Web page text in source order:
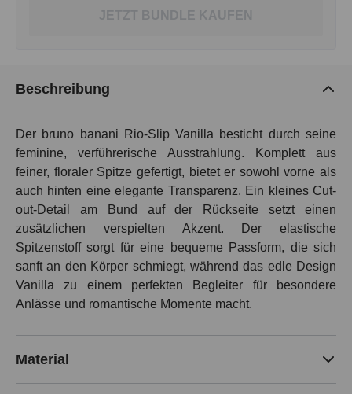
JETZT BUNDLE KAUFEN
Beschreibung
Der bruno banani Rio-Slip Vanilla besticht durch seine
feminine, verführerische Ausstrahlung. Komplett aus
feiner, floraler Spitze gefertigt, bietet er sowohl vorne als
auch hinten eine elegante Transparenz. Ein kleines Cut-
out-Detail am Bund auf der Rückseite setzt einen
zusätzlichen verspielten Akzent. Der elastische
Spitzenstoff sorgt für eine bequeme Passform, die sich
sanft an den Körper schmiegt, während das edle Design
Vanilla zu einem perfekten Begleiter für besondere
Anlässe und romantische Momente macht.
Material